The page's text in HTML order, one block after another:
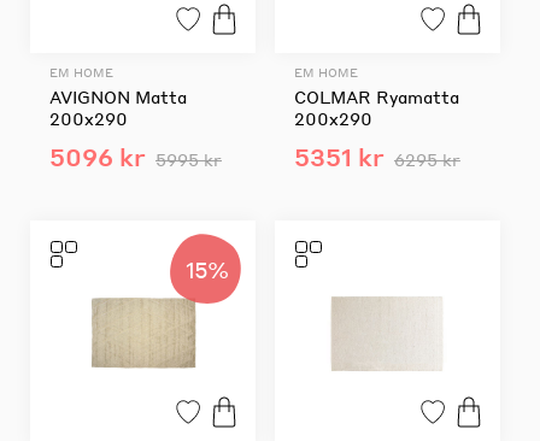
EM HOME
AVIGNON Matta
200x290
5096 kr 5995 kr
EM HOME
COLMAR Ryamatta
200x290
5351 kr 6295 kr
15%